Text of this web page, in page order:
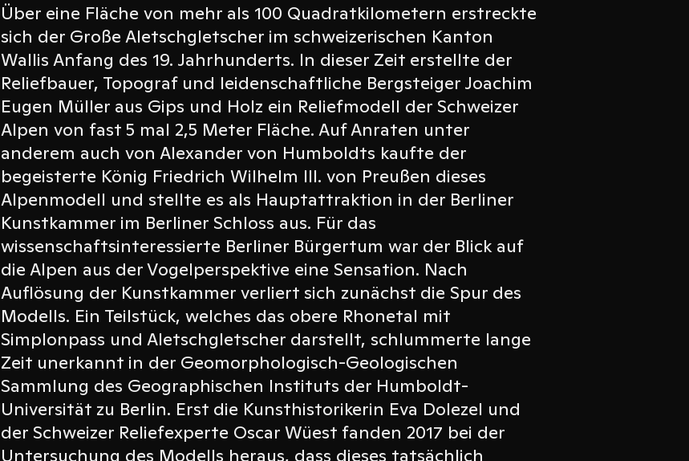
Über eine Fläche von mehr als 100 Quadratkilometern erstreckte
sich der Große Aletschgletscher im schweizerischen Kanton
Wallis Anfang des 19. Jahrhunderts. In dieser Zeit erstellte der
Reliefbauer, Topograf und leidenschaftliche Bergsteiger Joachim
Eugen Müller aus Gips und Holz ein Reliefmodell der Schweizer
Alpen von fast 5 mal 2,5 Meter Fläche. Auf Anraten unter
anderem auch von Alexander von Humboldts kaufte der
begeisterte König Friedrich Wilhelm III. von Preußen dieses
Alpenmodell und stellte es als Hauptattraktion in der Berliner
Kunstkammer im Berliner Schloss aus. Für das
wissenschaftsinteressierte Berliner Bürgertum war der Blick auf
die Alpen aus der Vogelperspektive eine Sensation. Nach
Auflösung der Kunstkammer verliert sich zunächst die Spur des
Modells. Ein Teilstück, welches das obere Rhonetal mit
Simplonpass und Aletschgletscher darstellt, schlummerte lange
Zeit unerkannt in der Geomorphologisch-Geologischen
Sammlung des Geographischen Instituts der Humboldt-
Universität zu Berlin. Erst die Kunsthistorikerin Eva Dolezel und
der Schweizer Reliefexperte Oscar Wüest fanden 2017 bei der
Untersuchung des Modells heraus, dass dieses tatsächlich